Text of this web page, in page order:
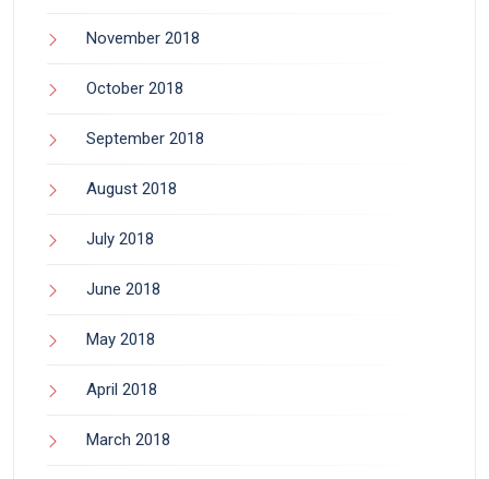
November 2018
October 2018
September 2018
August 2018
July 2018
June 2018
May 2018
April 2018
March 2018